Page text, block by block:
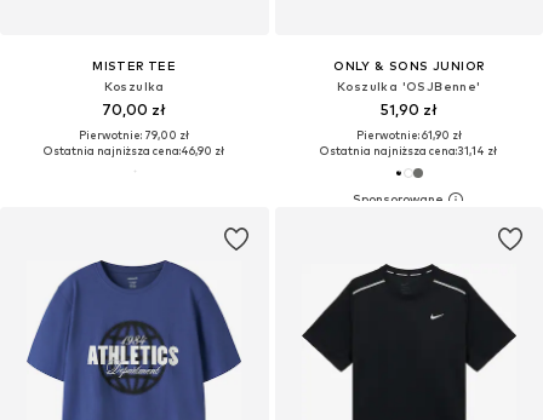
MISTER TEE
Koszulka
70,00 zł
Pierwotnie: 79,00 zł
Ostatnia najniższa cena:46,90 zł
ONLY & SONS JUNIOR
Koszulka 'OSJBenne'
51,90 zł
Pierwotnie: 61,90 zł
Ostatnia najniższa cena:31,14 zł